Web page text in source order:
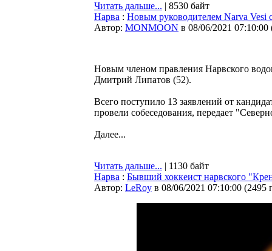
Читать дальше... | 8530 байт
Нарва : Новым руководителем Narva
Автор: MONMOON в 08/06/2021 07:10:00
Новым членом правления Нарвского
Дмитрий Липатов (52).
Всего поступило 13 заявлений от
провели собеседования, передает
Далее...
Читать дальше... | 1130 байт
Нарва : Бывший хоккеист нарвского
Автор: LeRoy в 08/06/2021 07:10:00 (2495